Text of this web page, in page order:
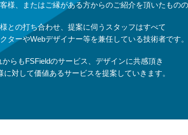
様、またはご縁がある方からのご紹介を頂いたものの
との打ち合わせ、提案に伺うスタッフはすべて
ターやWebデザイナー等を兼任している技術者です。
からもFSFieldのサービス、デザインに共感頂き
に対して価値あるサービスを提案していきます。